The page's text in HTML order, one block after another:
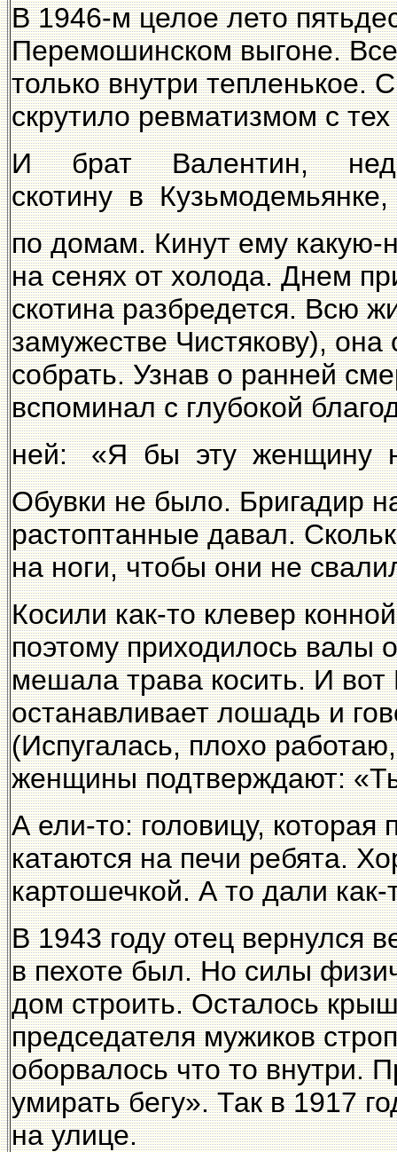
В 1946-м целое лето
Перемошинском выгоне.
только внутри тепленькое.
скрутило ревматизмом с
И брат Валентин,
скотину в
по домам. Кинут ему какую-
на сенях от холода. Днем
скотина разбредется. Всю
замужестве Чистякову),
собрать. Узнав о ранней
вспоминал с глубокой
ней: «Я бы эту женщину
Обувки не было. Бригадир
растоптанные давал.
на ноги, чтобы они не
Косили как-то клевер
поэтому приходилось валы
мешала трава косить. И
останавливает лошадь и
(Испугалась, плохо
женщины подтверждают:
А ели-то: головицу,
катаются на печи ребята.
картошечкой. А то дали как-
В 1943 году отец вернулся
в пехоте был. Но силы
дом строить. Осталось
председателя мужиков
оборвалось что то внутри.
умирать бегу». Так в 1917
на улице.